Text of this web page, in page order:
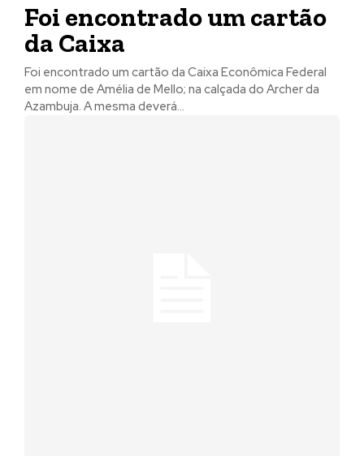
Foi encontrado um cartão
da Caixa
Foi encontrado um cartão da Caixa Econômica Federal
em nome de Amélia de Mello; na calçada do Archer da
Azambuja. A mesma deverá...